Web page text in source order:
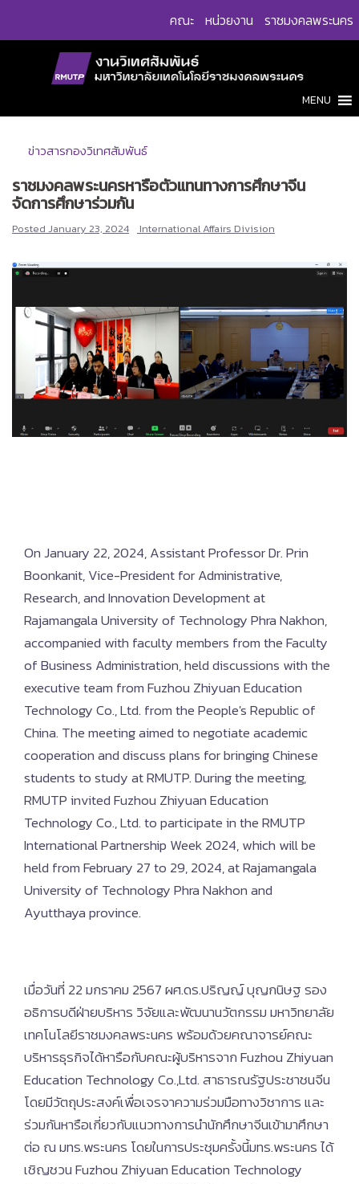
คณะ หน่วยงาน ราชมงคลพระนคร
MENU
ข่าวสารกองวิเทศสัมพันธ์
ราชมงคลพระนครหารือตัวแทนทางการศึกษาจีน
จัดการศึกษาร่วมกัน
Posted January 23, 2024 International Affairs Division
On January 22, 2024, Assistant Professor Dr. Prin
Boonkanit, Vice-President for Administrative,
Research, and Innovation Development at
Rajamangala University of Technology Phra Nakhon,
accompanied with faculty members from the Faculty
of Business Administration, held discussions with the
executive team from Fuzhou Zhiyuan Education
Technology Co., Ltd. from the People's Republic of
China. The meeting aimed to negotiate academic
cooperation and discuss plans for bringing Chinese
students to study at RMUTP. During the meeting,
RMUTP invited Fuzhou Zhiyuan Education
Technology Co., Ltd. to participate in the RMUTP
International Partnership Week 2024, which will be
held from February 27 to 29, 2024, at Rajamangala
University of Technology Phra Nakhon and
Ayutthaya province.
เมื่อวันที่ 22 มกราคม 2567 ผศ.ดร.ปริญญ์ บุญกนิษฐ รอง
อธิการบดีฝ่ายบริหาร วิจัยและพัฒนานวัตกรรม มหาวิทยาลัย
เทคโนโลยีราชมงคลพระนคร พร้อมด้วยคณาจารย์คณะ
บริหารธุรกิจได้หารือกับคณะผู้บริหารจาก Fuzhou Zhiyuan
Education Technology Co.,Ltd. สาธารณรัฐประชาชนจีน
โดยมีวัตถุประสงค์เพื่อเจรจาความร่วมมือทางวิชาการ และ
ร่วมกันหารือเกี่ยวกับแนวทางการนำนักศึกษาจีนเข้ามาศึกษา
ต่อ ณ มทร.พระนคร โดยในการประชุมครั้งนี้มทร.พระนคร ได้
เชิญชวน Fuzhou Zhiyuan Education Technology